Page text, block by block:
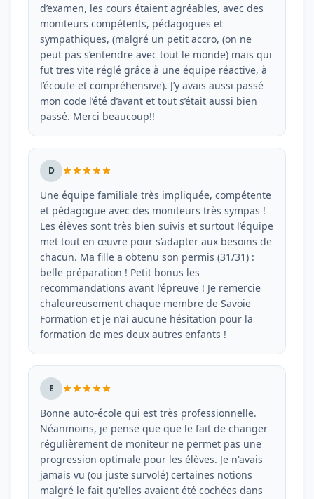
d’examen, les cours étaient agréables, avec des
moniteurs compétents, pédagogues et
sympathiques, (malgré un petit accro, (on ne
peut pas s’entendre avec tout le monde) mais qui
fut tres vite réglé grâce à une équipe réactive, à
l’écoute et compréhensive). J’y avais aussi passé
mon code l’été d’avant et tout s’était aussi bien
passé. Merci beaucoup!!
D
Une équipe familiale très impliquée, compétente
et pédagogue avec des moniteurs très sympas !
Les élèves sont très bien suivis et surtout l’équipe
met tout en œuvre pour s’adapter aux besoins de
chacun. Ma fille a obtenu son permis (31/31) :
belle préparation ! Petit bonus les
recommandations avant l’épreuve ! Je remercie
chaleureusement chaque membre de Savoie
Formation et je n’ai aucune hésitation pour la
formation de mes deux autres enfants !
E
Bonne auto-école qui est très professionnelle.
Néanmoins, je pense que que le fait de changer
régulièrement de moniteur ne permet pas une
progression optimale pour les élèves. Je n'avais
jamais vu (ou juste survolé) certaines notions
malgré le fait qu'elles avaient été cochées dans